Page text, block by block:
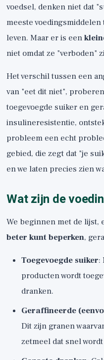
voedsel, denken niet dat
meeste
leven. Maar er is een
niet omdat ze "verboden"
Het verschil tussen een
van "eet dit niet",
toegevoegde suiker en
insulineresistentie,
probleem een echt
gebied, die zegt dat "je
en we laten precies zien
Wat zijn de
We beginnen met de lijst,
beter kunt beperken,
Toegevoegde suiker:
producten wordt
dranken.
Geraffineerde
Dit zijn granen
zetmeel dat snel